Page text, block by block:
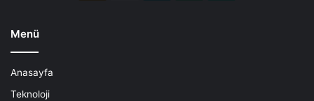
Menü
Anasayfa
Teknoloji